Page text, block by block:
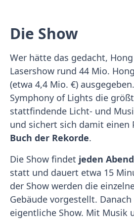
Die Show
Wer hätte das gedacht,
Lasershow rund 44 Mio.
(etwa 4,4 Mio. €)
Symphony of Lights die
stattfindende Licht- und
und sichert sich damit einen
Buch der Rekorde.
Die Show findet jeden
statt und dauert etwa 15
der Show werden die
Gebäude vorgestellt.
eigentliche Show. Mit Musik